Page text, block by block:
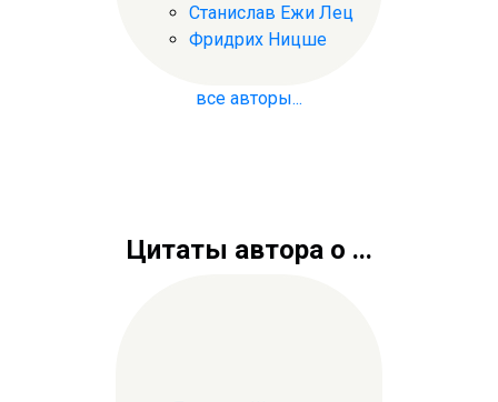
Станислав Ежи Лец
Фридрих Ницше
все авторы...
Цитаты автора о ...